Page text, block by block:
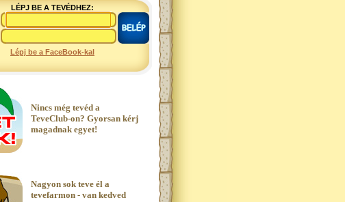
LÉPJ BE A TEVÉDHEZ:
Lépj be a FaceBook-kal
Nincs még tevéd a
TeveClub-on? Gyorsan kérj
magadnak egyet!
Nagyon sok teve él a
tevefarmon - van kedved